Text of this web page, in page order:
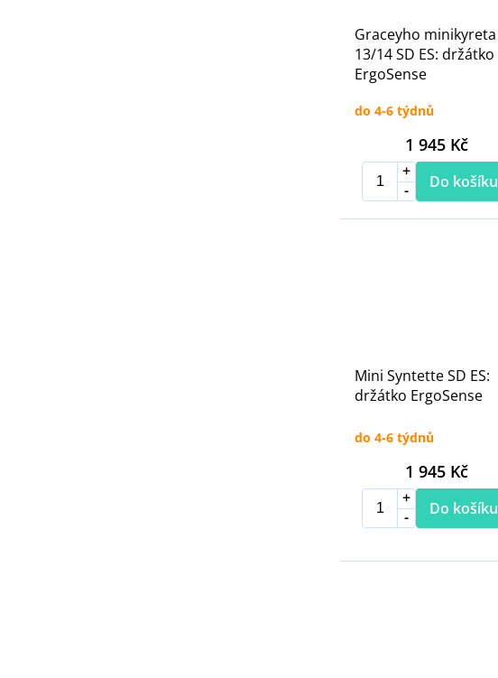
Graceyho minikyreta
13/14 SD ES: držátko
ErgoSense
do 4-6 týdnů
1 945 Kč
Do košíku
Mini Syntette SD ES:
držátko ErgoSense
do 4-6 týdnů
1 945 Kč
Do košíku